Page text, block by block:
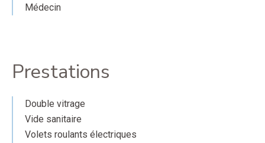
Médecin
Prestations
Double vitrage
Vide sanitaire
Volets roulants électriques